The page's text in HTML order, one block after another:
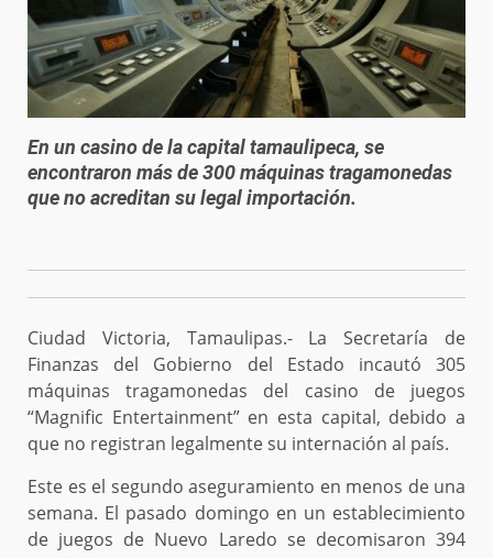
En un casino de la capital tamaulipeca, se
encontraron más de 300 máquinas tragamonedas
que no acreditan su legal importación.
Ciudad Victoria, Tamaulipas.- La Secretaría de
Finanzas del Gobierno del Estado incautó 305
máquinas tragamonedas del casino de juegos
“Magnific Entertainment” en esta capital, debido a
que no registran legalmente su internación al país.
Este es el segundo aseguramiento en menos de una
semana. El pasado domingo en un establecimiento
de juegos de Nuevo Laredo se decomisaron 394